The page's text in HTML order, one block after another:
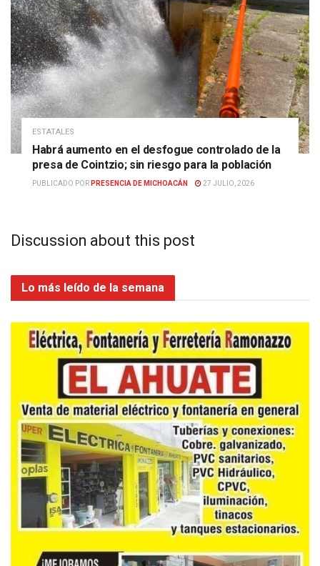
ESTATALES
Habrá aumento en el desfogue controlado de la
presa de Cointzio; sin riesgo para la población
PUBLICADO POR PRESENCIA DE MICHOACÁN 27 JULIO, 2026
Discussion about this post
Lo más leído de la semana